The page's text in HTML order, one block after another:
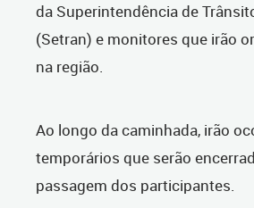
da Superintendência de
(Setran) e monitores que irão
na região.
Ao longo da caminhada, irão
temporários que serão
passagem dos participantes.